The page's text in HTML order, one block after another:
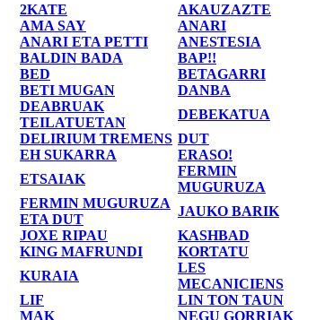
2KATE
AKAUZAZTE
AMA SAY
ANARI
ANARI ETA PETTI
ANESTESIA
BALDIN BADA
BAP!!
BED
BETAGARRI
BETI MUGAN
DANBA
DEABRUAK
TEILATUETAN
DEBEKATUA
DELIRIUM TREMENS DUT
EH SUKARRA
ERASO!
ETSAIAK
FERMIN
MUGURUZA
FERMIN MUGURUZA
ETA DUT
JAUKO BARIK
JOXE RIPAU
KASHBAD
KING MAFRUNDI
KORTATU
KURAIA
LES
MECANICIENS
LIF
LIN TON TAUN
MAK
NEGU GORRIAK